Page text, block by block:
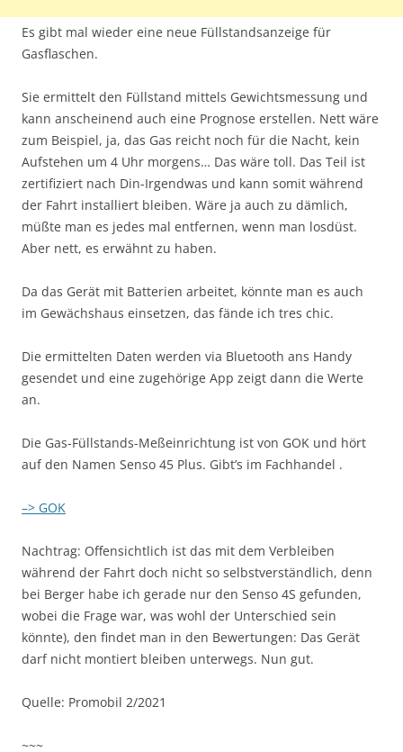
Es gibt mal wieder eine neue Füllstandsanzeige für
Gasflaschen.
Sie ermittelt den Füllstand mittels Gewichtsmessung und
kann anscheinend auch eine Prognose erstellen. Nett wäre
zum Beispiel, ja, das Gas reicht noch für die Nacht, kein
Aufstehen um 4 Uhr morgens… Das wäre toll. Das Teil ist
zertifiziert nach Din-Irgendwas und kann somit während
der Fahrt installiert bleiben. Wäre ja auch zu dämlich,
müßte man es jedes mal entfernen, wenn man losdüst.
Aber nett, es erwähnt zu haben.
Da das Gerät mit Batterien arbeitet, könnte man es auch
im Gewächshaus einsetzen, das fände ich tres chic.
Die ermittelten Daten werden via Bluetooth ans Handy
gesendet und eine zugehörige App zeigt dann die Werte
an.
Die Gas-Füllstands-Meßeinrichtung ist von GOK und hört
auf den Namen Senso 45 Plus. Gibt’s im Fachhandel .
–> GOK
Nachtrag: Offensichtlich ist das mit dem Verbleiben
während der Fahrt doch nicht so selbstverständlich, denn
bei Berger habe ich gerade nur den Senso 4S gefunden,
wobei die Frage war, was wohl der Unterschied sein
könnte), den findet man in den Bewertungen: Das Gerät
darf nicht montiert bleiben unterwegs. Nun gut.
Quelle: Promobil 2/2021
~~~